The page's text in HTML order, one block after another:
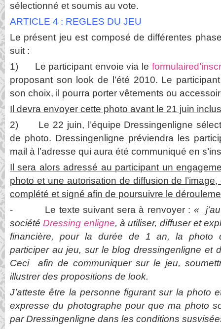
sélectionné et soumis au vote.
ARTICLE 4 : REGLES DU JEU
Le présent jeu est composé de différentes
suit :
1) Le participant envoie via le formul
proposant son look de l’été 2010. Le
son choix, il pourra porter vêtements ou
Il devra envoyer cette photo avant le 21 juin
2) Le 22 juin, l’équipe Dressingenligne
de photo. Dressingenligne préviendra les
mail à l’adresse qui aura été communiqué en
Il sera alors adressé au participant un
photo et une autorisation de diffusion de
complété et signé afin de poursuivre le
- Le texte suivant sera à renvoyer : «
sociétéDressing enligne, à utiliser, diffuser et
financière, pour la durée de 1 an, la photo
participer au jeu, sur le blog dressingenligne et
Ceci afin de communiquer sur le jeu,
illustrer des propositions de look.
J’atteste être la personne figurant sur la photo
expresse du photographe pour que ma photo
par Dressingenligne dans les conditions